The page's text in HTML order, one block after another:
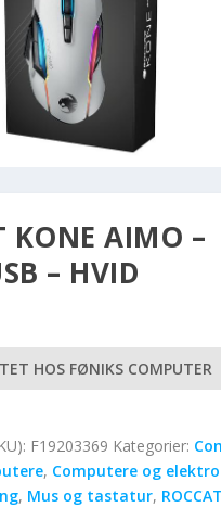
KONE AIMO –
– HVID
HOS FØNIKS COMPUTER
F19203369 Kategorier:
, Computere og
, Mus og tastatur, ROCCAT